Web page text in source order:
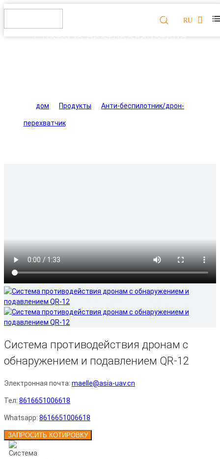
RU
дом Продукты Анти-беспилотник/дрон-
перехватчик>
Система противодействия дронам с
обнаружением и подавлением QR-12
Электронная почта: maelle@asia-uav.cn
Тел: 8616651006618
Whatsapp: 8616651006618
ЗАПРОСИТЬ КОТИРОВКУ